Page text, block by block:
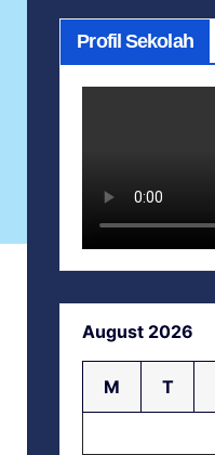
Profil Sekolah
August 2026
M T